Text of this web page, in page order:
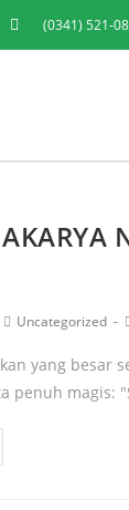
(0341) 521-
Uncategorized
yang besar
magis: